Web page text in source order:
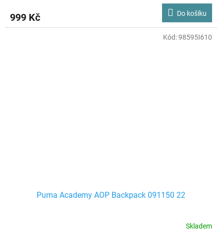
999 Kč Do košíku
Puma Academy AOP Backpack 091150 22
Skladem
Kód:98595I610